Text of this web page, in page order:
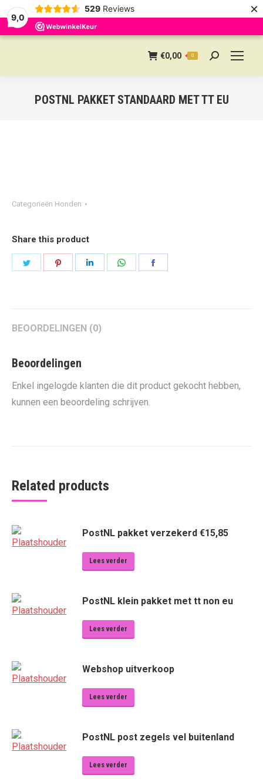
9,0
529 Reviews ×
€0,00 0 Search:
POSTNL PAKKET STANDAARD MET TT EU
Categorieën Honden
Share this product
BEOORDELINGEN (0)
Beoordelingen
Enkel ingelogde klanten die dit product gekocht hebben,
kunnen een beoordeling schrijven.
Related products
PostNL pakket verzekerd €15,85
Lees verder
PostNL klein pakket met tt non eu
Lees verder
Webshop uitverkoop
Lees verder
PostNL post zegels vel buitenland
Lees verder